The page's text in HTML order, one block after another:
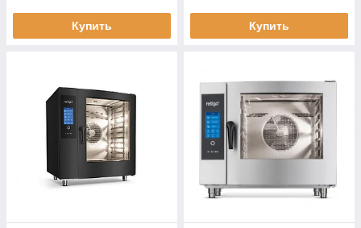
Купить Купить